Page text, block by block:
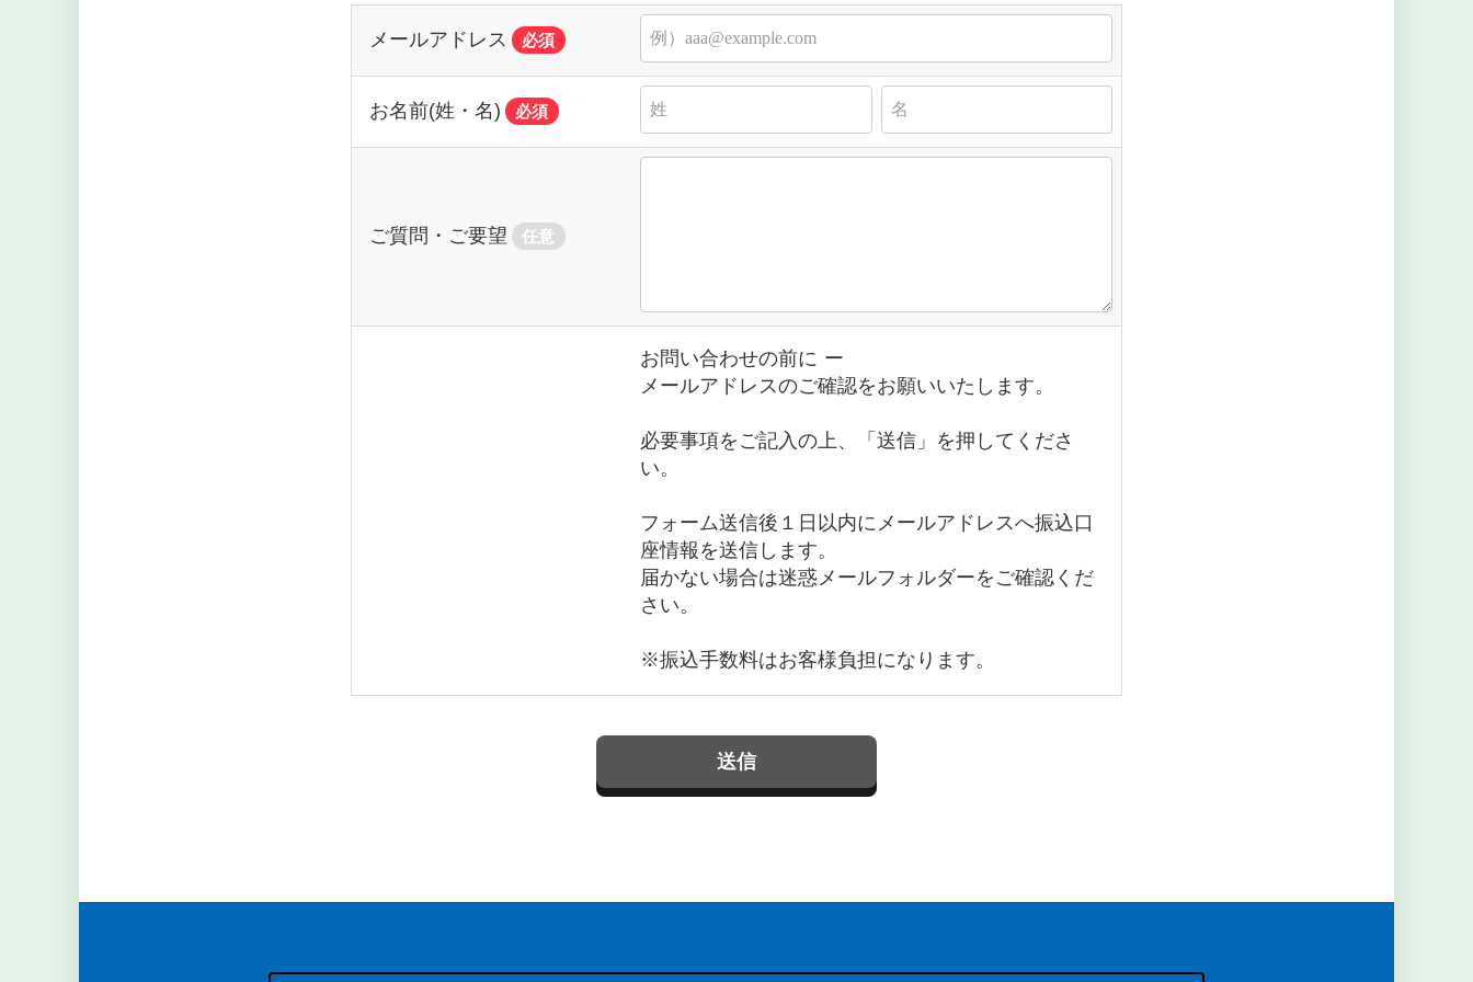
メールアドレス 必須
お名前(姓・名) 必須
ご質問・ご要望 任意
お問い合わせの前に ー
メールアドレスのご確認をお願いいたします。
必要事項をご記入の上、「送信」を押してくださ
い。
フォーム送信後１日以内にメールアドレスへ振込口
座情報を送信します。
届かない場合は迷惑メールフォルダーをご確認くだ
さい。
※振込手数料はお客様負担になります。
送信